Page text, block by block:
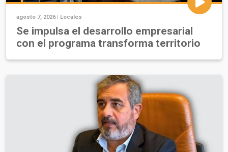
agosto 7, 2026 | Locales
Se impulsa el desarrollo empresarial
con el programa transforma territorio